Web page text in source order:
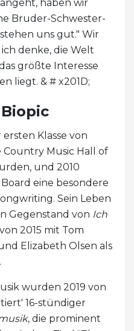
haben wir
Bruder-Schwester-
uns gut." Wir
denke, die Welt
größte Interesse
liegt. & # x201D;
Klasse von
Country Music Hall of
und 2010
eine besondere
Sein Leben
Gegenstand von Ich
2015 mit Tom
Elizabeth Olsen als
wurden 2019 von
16-stündiger
, die prominent